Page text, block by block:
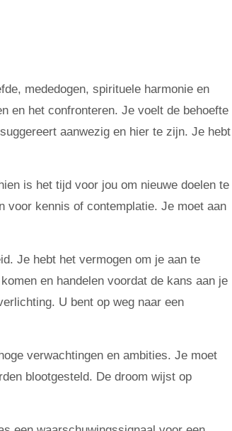
mededogen, spirituele harmonie en
en het confronteren. Je voelt de behoefte
aanwezig en hier te zijn. Je hebt
is het tijd voor jou om nieuwe doelen te
voor kennis of contemplatie. Je moet aan
Je hebt het vermogen om je aan te
en handelen voordat de kans aan je
U bent op weg naar een
verwachtingen en ambities. Je moet
blootgesteld. De droom wijst op